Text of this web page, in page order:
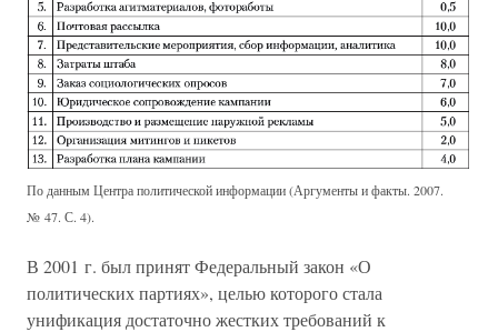
По данным Центра политической информации (Аргументы и факты. 2007.
№ 47. С. 4).
В 2001 г. был принят Федеральный закон «О
политических партиях», целью которого стала
унификация достаточно жестких требований к